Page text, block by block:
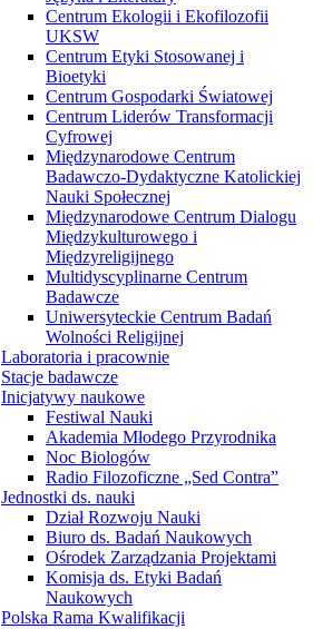
Centrum Ekologii i Ekofilozofii
UKSW
Centrum Etyki Stosowanej i
Bioetyki
Centrum Gospodarki Światowej
Centrum Liderów Transformacji
Cyfrowej
Międzynarodowe Centrum
Badawczo-Dydaktyczne Katolickiej
Nauki Społecznej
Międzynarodowe Centrum Dialogu
Międzykulturowego i
Międzyreligijnego
Multidyscyplinarne Centrum
Badawcze
Uniwersyteckie Centrum Badań
Wolności Religijnej
Laboratoria i pracownie
Stacje badawcze
Inicjatywy naukowe
Festiwal Nauki
Akademia Młodego Przyrodnika
Noc Biologów
Radio Filozoficzne „Sed Contra”
Jednostki ds. nauki
Dział Rozwoju Nauki
Biuro ds. Badań Naukowych
Ośrodek Zarządzania Projektami
Komisja ds. Etyki Badań
Naukowych
Polska Rama Kwalifikacji